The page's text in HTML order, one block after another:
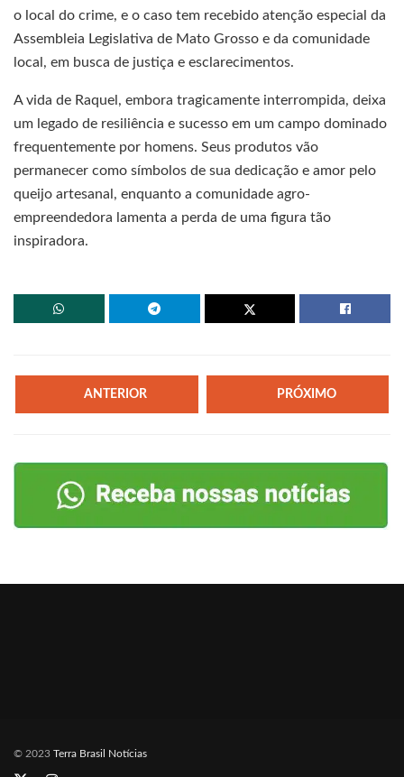
o local do crime, e o caso tem recebido atenção especial da
Assembleia Legislativa de Mato Grosso e da comunidade
local, em busca de justiça e esclarecimentos.
A vida de Raquel, embora tragicamente interrompida, deixa
um legado de resiliência e sucesso em um campo dominado
frequentemente por homens. Seus produtos vão
permanecer como símbolos de sua dedicação e amor pelo
queijo artesanal, enquanto a comunidade agro-
empreendedora lamenta a perda de uma figura tão
inspiradora.
ANTERIOR PRÓXIMO
© 2023 Terra Brasil Notícias